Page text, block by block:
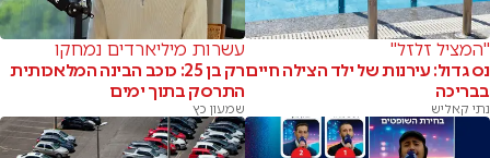
"המציל זלזל"
נס גדול: עירנות של ילד הצילה חיים
בבריכה
נתי קאליש
עשרות מיליארדים נמחקו
רק בן 25: כוכב הבינה המלאכותית
התרסק בתוך ימים
שמעון כץ